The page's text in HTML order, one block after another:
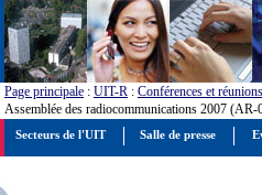
Page principale : UIT-R : Conférences et réunions
Assemblée des radiocommunications 2007 (AR-
Secteurs de l'UIT Salle de presse